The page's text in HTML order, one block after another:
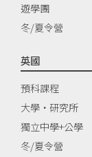
遊學團
冬/夏令營
英國
預科課程
大學‧研究所
獨立中學+公學
冬/夏令營